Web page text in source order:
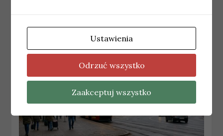
Ustawienia
Odrzuć wszystko
Zaakceptuj wszystko